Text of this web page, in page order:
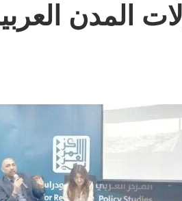
المدن